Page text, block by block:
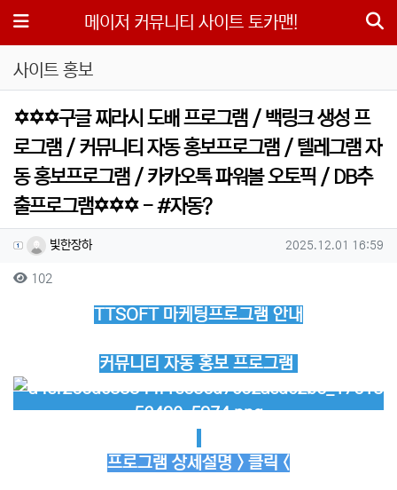
메뉴 메이저 커뮤니티 사이트 토카맨!
사이트 홍보
✡️✡️✡️구글 찌라시 도배 프로그램 / 백링크 생성 프
로그램 / 커뮤니티 자동 홍보프로그램 / 텔레그램 자
동 홍보프로그램 / 카카오톡 파워볼 오토픽 / DB추
출프로그램✡️✡️✡️ - #자동?
작성자 정보
빛한장하작성 작성일
2025.12.01 16:59
컨텐츠 정보
102
TTSOFT 마케팅프로그램 안내
커뮤니티 자동 홍보 프로그램
프로그램 상세설명 > 클릭 <